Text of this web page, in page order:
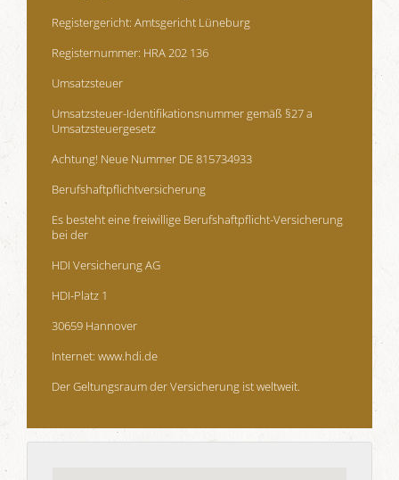
Registergericht: Amtsgericht Lüneburg
Registernummer: HRA 202 136
Umsatzsteuer
Umsatzsteuer-Identifikationsnummer gemäß §27 a
Umsatzsteuergesetz
Achtung! Neue Nummer DE 815734933
Berufshaftpflichtversicherung
Es besteht eine freiwillige Berufshaftpflicht-Versicherung
bei der
HDI Versicherung AG
HDI-Platz 1
30659 Hannover
Internet: www.hdi.de
Der Geltungsraum der Versicherung ist weltweit.